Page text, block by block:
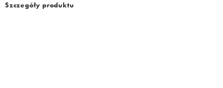
Szczegóły produktu